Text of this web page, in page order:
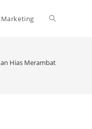
Toggle
Hias Merambat